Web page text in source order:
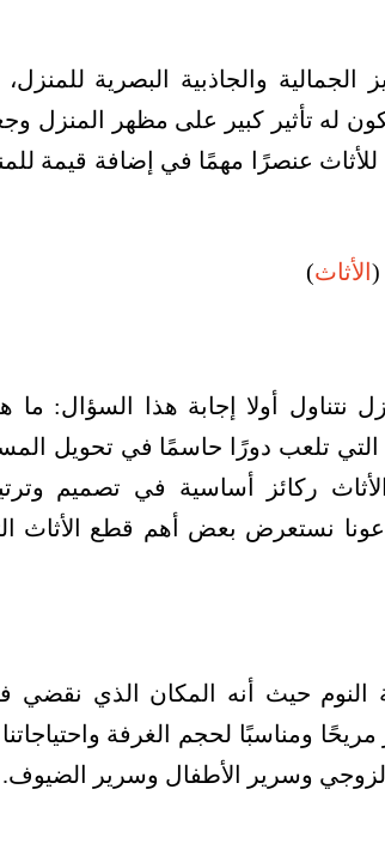
والجاذبية البصرية للمنزل،
له تأثير كبير على مظهر المنزل
عنصرًا مهمًا في إضافة قيمة
( الأثاث)
نتناول أولا إجابة هذا السؤال:
تلعب دورًا حاسمًا في تحويل
ركائز أساسية في تصميم
دعونا نستعرض بعض أهم قطع الأثاث
حيث أنه المكان الذي نقضي
ومناسبًا لحجم الغرفة
وسرير الأطفال وسرير الضيوف.